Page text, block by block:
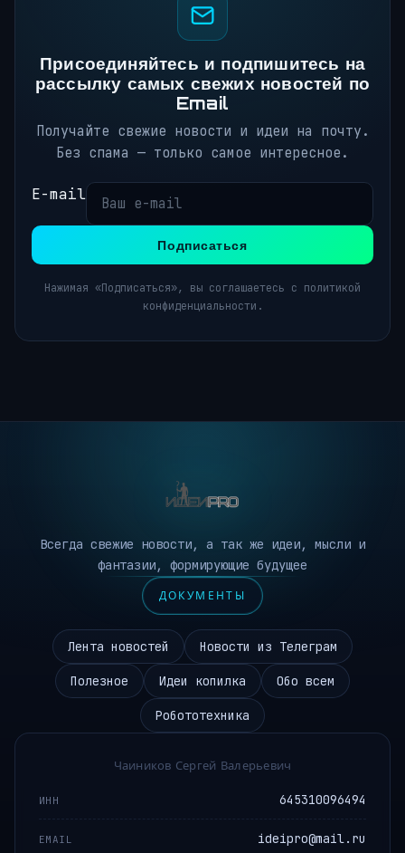
Присоединяйтесь и подпишитесь на
рассылку самых свежих новостей по
Email
Получайте свежие новости и идеи на почту.
Без спама — только самое интересное.
E-mail
Подписаться
Нажимая «Подписаться», вы соглашаетесь с политикой
конфиденциальности.
Всегда свежие новости, а так же идеи, мысли и
фантазии, формирующие будущее
ДОКУМЕНТЫ
Лента новостей Новости из Телеграм
Полезное Идеи копилка Обо всем
Робототехника
Чаиников Сергей Валерьевич
ИНН 645310096494
EMAIL ideipro@mail.ru